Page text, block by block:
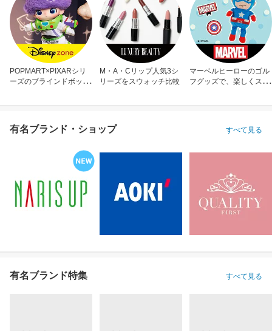
POPMART×PIXARシリ
ーズのブラインドボック
M・A・Cリップ人気3シ
リーズをスウォッチ比較
マーベルヒーローのゴル
フグッズで、楽しくスコ
有名ブランド・ショップ すべて見る
有名ブランド特集 すべて見る